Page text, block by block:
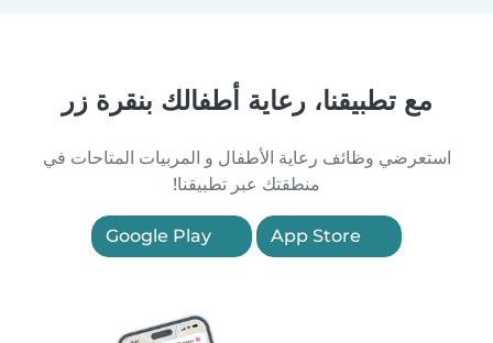
مع تطبيقنا، رعاية أطفالك بنقرة زر
استعرضي وظائف رعاية الأطفال و المربيات المتاحات في
منطقتك عبر تطبيقنا!